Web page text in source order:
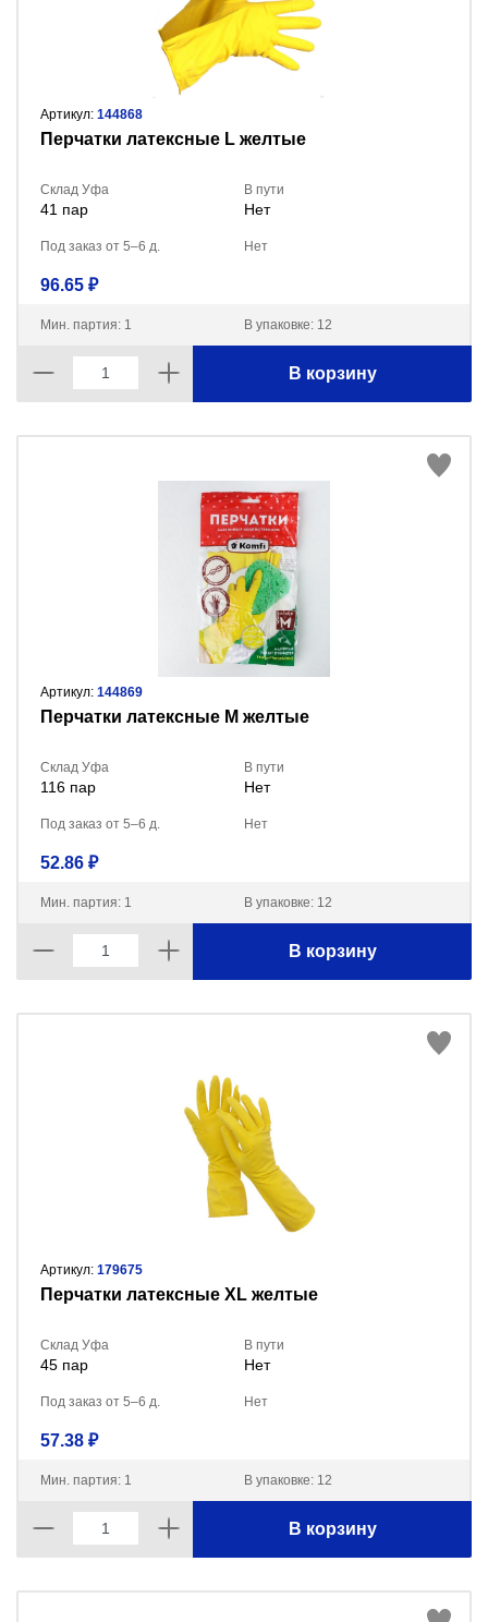
Артикул: 144868
Перчатки латексные L желтые
Склад Уфа
41 пар
В пути
Нет
Под заказ от 5–6 д. Нет
96.65 ₽
Мин. партия: 1 В упаковке: 12
В корзину
Артикул: 144869
Перчатки латексные M желтые
Склад Уфа
116 пар
В пути
Нет
Под заказ от 5–6 д. Нет
52.86 ₽
Мин. партия: 1 В упаковке: 12
В корзину
Артикул: 179675
Перчатки латексные XL желтые
Склад Уфа
45 пар
В пути
Нет
Под заказ от 5–6 д. Нет
57.38 ₽
Мин. партия: 1 В упаковке: 12
В корзину